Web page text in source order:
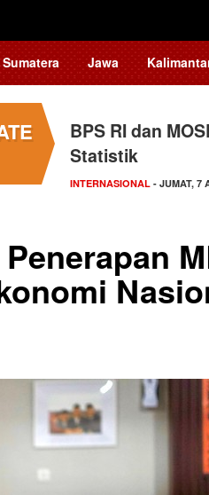
Sumatera Jawa
BPS RI dan
Statistik
INTERNASIONAL - JUMAT, 7